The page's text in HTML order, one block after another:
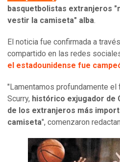
basquetbolistas extranjeros
vestir la camiseta" alba.
El noticia fue confirmada a
compartido en las redes
el estadounidense fue
"Lamentamos profundamente
Scurry, histórico exjugador de
de los extranjeros más
camiseta", comenzaron